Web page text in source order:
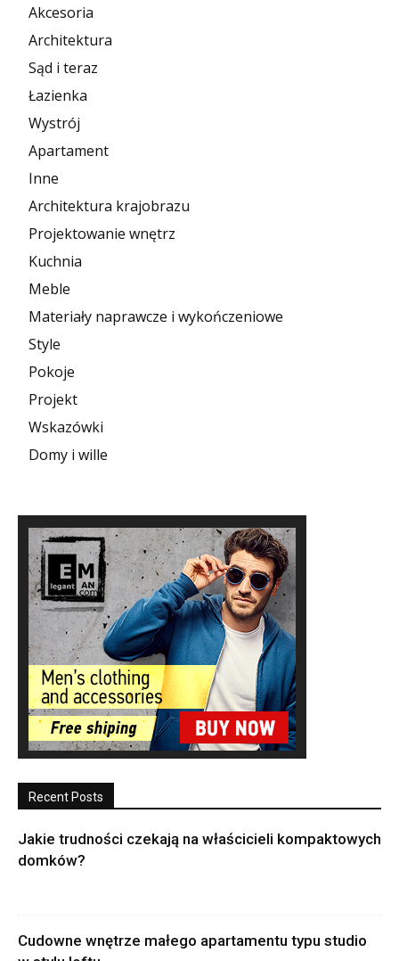
Akcesoria
Architektura
Sąd i teraz
Łazienka
Wystrój
Apartament
Inne
Architektura krajobrazu
Projektowanie wnętrz
Kuchnia
Meble
Materiały naprawcze i wykończeniowe
Style
Pokoje
Projekt
Wskazówki
Domy i wille
Recent Posts
Jakie trudności czekają na właścicieli kompaktowych
domków?
Cudowne wnętrze małego apartamentu typu studio